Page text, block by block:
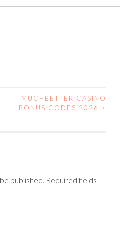
MUCHBETTER CASINO
BONUS CODES 2026
>
published. Required fields